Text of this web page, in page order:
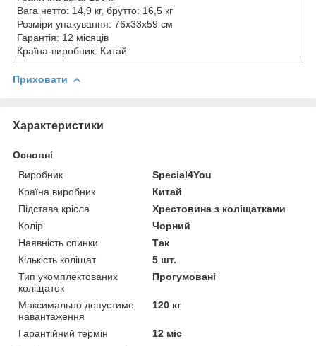
Вага нетто: 14,9 кг, брутто: 16,5 кг
Розміри упакування: 76х33х59 см
Гарантія: 12 місяців
Країна-виробник: Китай
Приховати
Характеристики
Основні
Виробник
Special4You
Країна виробник
Китай
Підстава крісла
Хрестовина з коліщатками
Колір
Чорний
Наявність спинки
Так
Кількість коліщат
5 шт.
Тип укомплектованих
коліщаток
Прогумовані
Максимально допустиме
навантаження
120 кг
Гарантійний термін
12 міс